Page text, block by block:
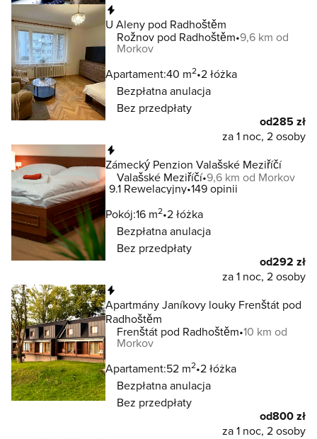
U Aleny pod Radhoštěm
Rožnov pod Radhoštěm 9,6 km od
Morkov
Apartament:40 m2 2 łóżka
Bezpłatna anulacja
Bez przedpłaty
od285 zł
za 1 noc, 2 osoby
Zámecký Penzion Valašské Meziříčí
Valašské Meziříčí 9,6 km od Morkov
9.1 Rewelacyjny 149 opinii
Pokój:16 m2 2 łóżka
Bezpłatna anulacja
Bez przedpłaty
od292 zł
za 1 noc, 2 osoby
Apartmány Janíkovy louky Frenštát pod
Radhoštěm
Frenštát pod Radhoštěm 10 km od
Morkov
Apartament:52 m2 2 łóżka
Bezpłatna anulacja
Bez przedpłaty
od800 zł
za 1 noc, 2 osoby